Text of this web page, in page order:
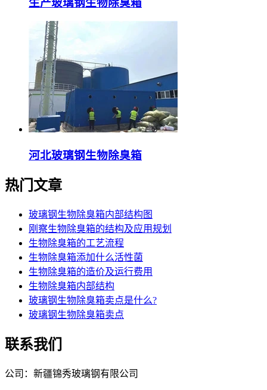
生产玻璃钢生物除臭箱
河北玻璃钢生物除臭箱
热门文章
玻璃钢生物除臭箱内部结构图
刚察生物除臭箱的结构及应用规划
生物除臭箱的工艺流程
生物除臭箱添加什么活性菌
生物除臭箱的造价及运行费用
生物除臭箱内部结构
玻璃钢生物除臭箱卖点是什么?
玻璃钢生物除臭箱卖点
联系我们
公司：新疆锦秀玻璃钢有限公司